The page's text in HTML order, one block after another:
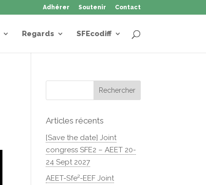
Adhérer Soutenir Contact
Regards SFEcodiff
Articles récents
[Save the date] Joint
congress SFE2 – AEET 20-
24 Sept 2027
AEET-Sfe²-EEF Joint